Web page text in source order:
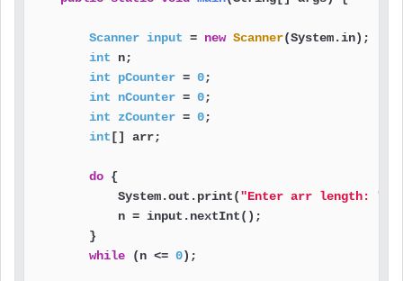
Scanner input = new Scanner(System.in);
int n;
int
pCounter = 0;
int
nCounter = 0;
int
zCounter = 0;
int [] arr;
do {
            System.out.print(
"Enter arr length: "
            n = input.nextInt();
        }
while (n <= 0);